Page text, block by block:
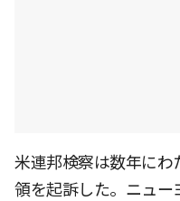
米連邦検察は数年にわ
領を起訴した。ニュー